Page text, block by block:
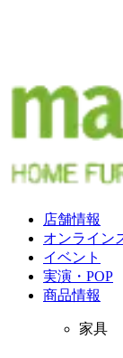
店舗情報
オンライン
イベント
実演・POP
商品情報
家具